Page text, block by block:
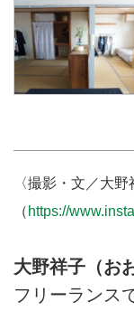
〈撮影・文／大野
（ https://
大野祥子（お
フリーランス